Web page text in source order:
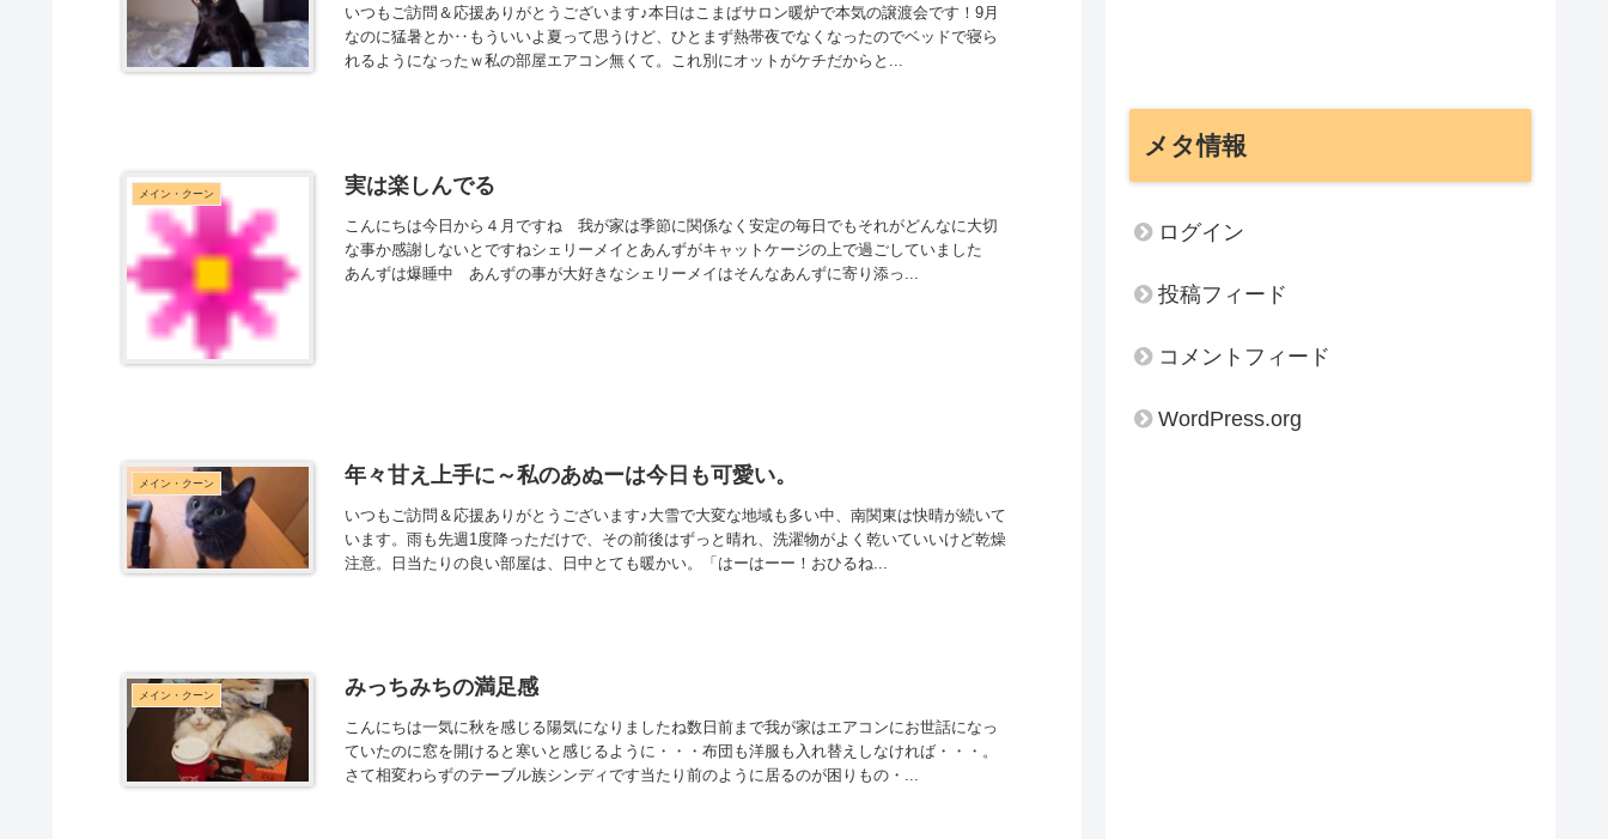
いつもご訪問＆応援ありがとうございます♪本日はこまばサロン暖炉で本気の譲渡会です！9月
なのに猛暑とか‥もういいよ夏って思うけど、ひとまず熱帯夜でなくなったのでベッドで寝ら
れるようになったｗ私の部屋エアコン無くて。これ別にオットがケチだからと...
メイン・クーン 実は楽しんでる
こんにちは今日から４月ですね 我が家は季節に関係なく安定の毎日でもそれがどんなに大切
な事か感謝しないとですねシェリーメイとあんずがキャットケージの上で過ごしていました
あんずは爆睡中 あんずの事が大好きなシェリーメイはそんなあんずに寄り添っ...
メイン・クーン 年々甘え上手に～私のあぬーは今日も可愛い。
いつもご訪問＆応援ありがとうございます♪大雪で大変な地域も多い中、南関東は快晴が続いて
います。雨も先週1度降っただけで、その前後はずっと晴れ、洗濯物がよく乾いていいけど乾燥
注意。日当たりの良い部屋は、日中とても暖かい。「はーはーー！おひるね...
メイン・クーン みっちみちの満足感
こんにちは一気に秋を感じる陽気になりましたね数日前まで我が家はエアコンにお世話になっ
ていたのに窓を開けると寒いと感じるように・・・布団も洋服も入れ替えしなければ・・・。
さて相変わらずのテーブル族シンディです当たり前のように居るのが困りもの・...
メタ情報
ログイン
投稿フィード
コメントフィード
WordPress.org